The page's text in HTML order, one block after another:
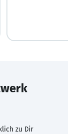
zu Dir